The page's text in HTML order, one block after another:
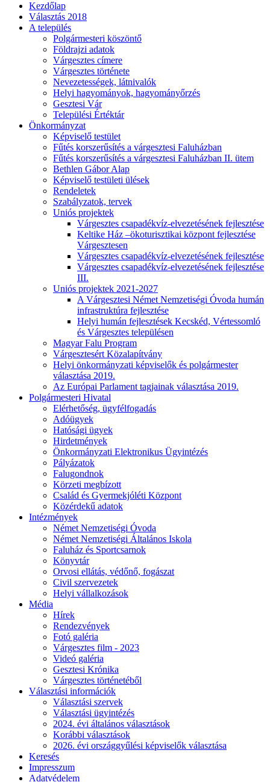
Kezdőlap
Választás 2018
A település
Polgármesteri köszöntő
Földrajzi adatok
Várgesztes címere
Várgesztes története
Nevezetességek, látnivalók
Helyi hagyományok, hagyományőrzés
Gesztesi Vár
Települési Értéktár
Önkormányzat
Képviselő testület
Fűtés korszerűsítés a várgesztesi Faluházban
Fűtés korszerűsítés a várgesztesi Faluházban II. ütem
Bethlen Gábor Alap
Képviselő testületi ülések
Rendeletek
Szabályzatok, tervek
Uniós projektek
Várgesztes csapadékvíz-elvezetésének fejlesztése
Keltike Ház –ökoturisztikai központ fejlesztése
Várgesztesen
Várgesztes csapadékvíz-elvezetésének fejlesztése
Várgesztes csapadékvíz-elvezetésének fejlesztése
III.
Uniós projektek 2021-2027
A Várgesztesi Német Nemzetiségi Óvoda humán
infrastruktúra fejlesztése
Helyi humán fejlesztések Kecskéd, Vértessomló
és Várgesztes településen
Magyar Falu Program
Várgesztesért Közalapítvány
Helyi önkormányzati képviselők és polgármester
választása 2019.
Az Európai Parlament tagjainak választása 2019.
Polgármesteri Hivatal
Elérhetőség, ügyfélfogadás
Adóügyek
Hatósági ügyek
Hirdetmények
Önkormányzati Elektronikus Ügyintézés
Pályázatok
Falugondnok
Körzeti megbízott
Család és Gyermekjóléti Központ
Közérdekű adatok
Intézmények
Német Nemzetiségi Óvoda
Német Nemzetiségi Általános Iskola
Faluház és Sportcsarnok
Könyvtár
Orvosi ellátás, védőnő, fogászat
Civil szervezetek
Helyi vállalkozások
Média
Hírek
Rendezvények
Fotó galéria
Várgesztes film - 2023
Videó galéria
Gesztesi Krónika
Várgesztes történetéből
Választási információk
Választási szervek
Választási ügyintézés
2024. évi általános választások
Korábbi választások
2026. évi országgyűlési képviselők választása
Keresés
Impresszum
Adatvédelem